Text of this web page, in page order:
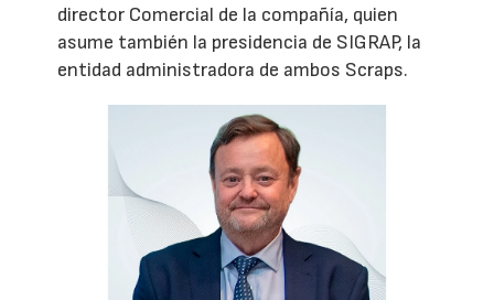
director Comercial de la compañía, quien
asume también la presidencia de SIGRAP, la
entidad administradora de ambos Scraps.